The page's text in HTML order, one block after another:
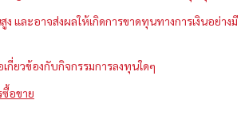
ง และอาจส่งผลให้เกิดการขาดทุนทางการเงินอย่างมี
กี่ยวข้องกับกิจกรรมการลงทุนใดๆ
ซื้อขาย